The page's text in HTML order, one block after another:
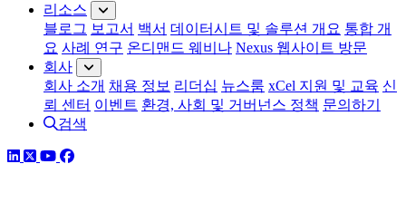
리소스
블로그 보고서 백서 데이터시트 및 솔루션 개요 통합 개
요 사례 연구 온디맨드 웨비나 Nexus 웹사이트 방문
회사
회사 소개 채용 정보 리더십 뉴스룸 xCel 지원 및 교육 신
뢰 센터 이벤트 환경, 사회 및 거버넌스 정책 문의하기
검색
링크드인
트위터유튜브
페이스북